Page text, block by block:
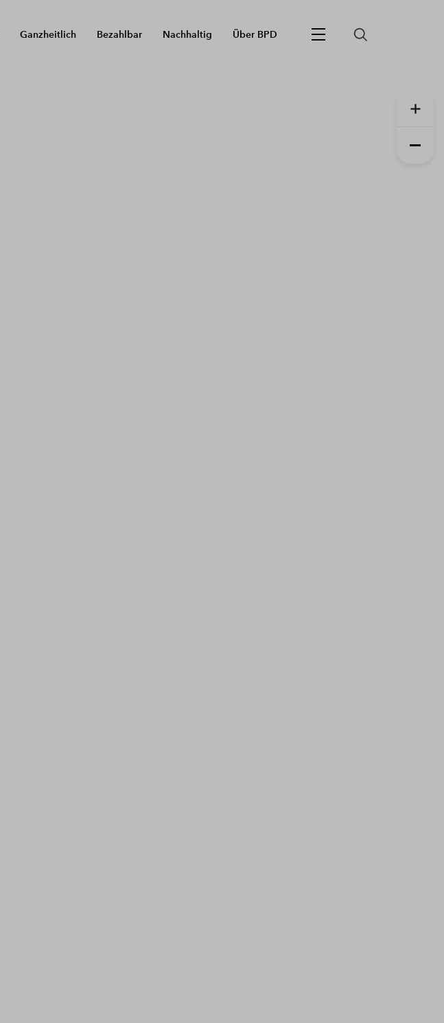
Ganzheitlich Bezahlbar Nachhaltig Über BPD